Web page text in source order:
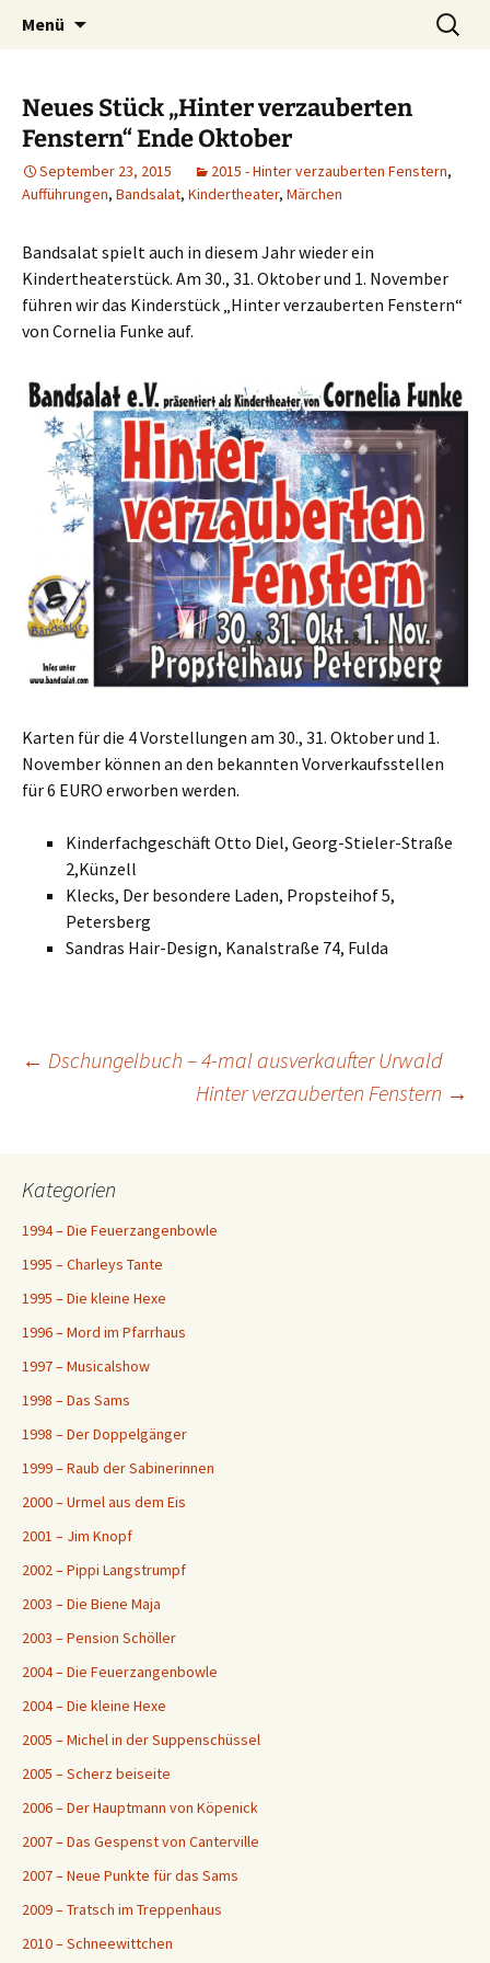
Theaterverein Bandsalat e.V.
Petersberg
Menü
Suche
nach:
Neues Stück „Hinter verzauberten
Fenstern“ Ende Oktober
September 23, 2015 2015 - Hinter verzauberten Fenstern,
Aufführungen, Bandsalat, Kindertheater, Märchen
Bandsalat spielt auch in diesem Jahr wieder ein
Kindertheaterstück. Am 30., 31. Oktober und 1. November
führen wir das Kinderstück „Hinter verzauberten Fenstern“
von Cornelia Funke auf.
Karten für die 4 Vorstellungen am 30., 31. Oktober und 1.
November können an den bekannten Vorverkaufsstellen
für 6 EURO erworben werden.
Kinderfachgeschäft Otto Diel, Georg-Stieler-Straße
2,Künzell
Klecks, Der besondere Laden, Propsteihof 5,
Petersberg
Sandras Hair-Design, Kanalstraße 74, Fulda
Beitragsnavigation
← Dschungelbuch – 4-mal ausverkaufter Urwald
Hinter verzauberten Fenstern →
Kategorien
1994 – Die Feuerzangenbowle
1995 – Charleys Tante
1995 – Die kleine Hexe
1996 – Mord im Pfarrhaus
1997 – Musicalshow
1998 – Das Sams
1998 – Der Doppelgänger
1999 – Raub der Sabinerinnen
2000 – Urmel aus dem Eis
2001 – Jim Knopf
2002 – Pippi Langstrumpf
2003 – Die Biene Maja
2003 – Pension Schöller
2004 – Die Feuerzangenbowle
2004 – Die kleine Hexe
2005 – Michel in der Suppenschüssel
2005 – Scherz beiseite
2006 – Der Hauptmann von Köpenick
2007 – Das Gespenst von Canterville
2007 – Neue Punkte für das Sams
2009 – Tratsch im Treppenhaus
2010 – Schneewittchen